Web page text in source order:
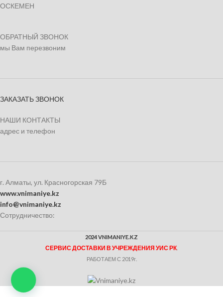
ОСКЕМЕН
ОБРАТНЫЙ ЗВОНОК
мы Вам перезвоним
ЗАКАЗАТЬ ЗВОНОК
НАШИ КОНТАКТЫ
адрес и телефон
г. Алматы, ул. Красногорская 79Б
www.vnimaniye.kz
info@vnimaniye.kz
Сотрудничество:
2024 VNIMANIYE.KZ
СЕРВИС ДОСТАВКИ В УЧРЕЖДЕНИЯ УИС РК
РАБОТАЕМ С 2019г.
Хрустящий
баклажан